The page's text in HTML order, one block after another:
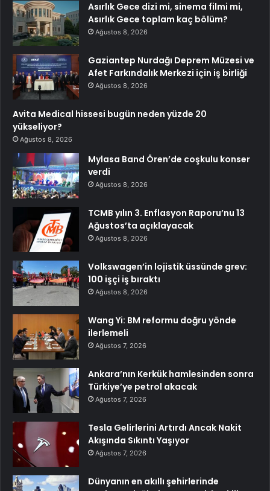
Asırlık Gece dizi mi, sinema filmi mi,
Asırlık Gece toplam kaç bölüm?
Ağustos 8, 2026
Gaziantep Nurdağı Deprem Müzesi ve
Afet Farkındalık Merkezi için iş birliği
Ağustos 8, 2026
Avita Medical hissesi bugün neden yüzde 20
yükseliyor?
Ağustos 8, 2026
Mylasa Band Ören’de coşkulu konser
verdi
Ağustos 8, 2026
TCMB yılın 3. Enflasyon Raporu’nu 13
Ağustos’ta açıklayacak
Ağustos 8, 2026
Volkswagen’in lojistik üssünde grev:
100 işçi iş bıraktı
Ağustos 8, 2026
Wang Yi: BM reformu doğru yönde
ilerlemeli
Ağustos 7, 2026
Ankara’nın Kerkük hamlesinden sonra
Türkiye’ye petrol akacak
Ağustos 7, 2026
Tesla Gelirlerini Artırdı Ancak Nakit
Akışında Sıkıntı Yaşıyor
Ağustos 7, 2026
Dünyanın en akıllı şehirlerinde